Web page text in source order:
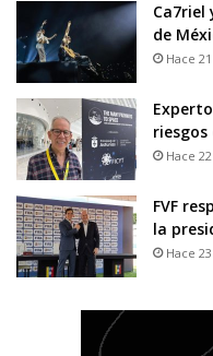
Ca7riel
de
Hace
Hace
FVF
la
Hace